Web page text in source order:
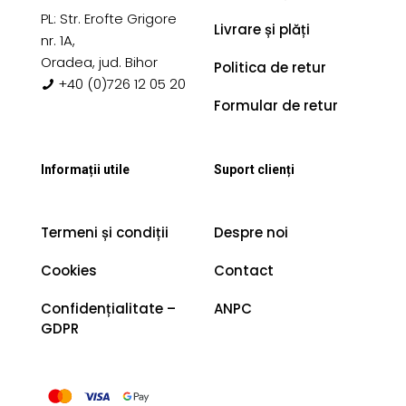
PL: Str. Erofte Grigore
nr. 1A,
Oradea, jud. Bihor
+40 (0)726 12 05 20
Livrare și plăți
Politica de retur
Formular de retur
Informații utile
Termeni și condiții
Cookies
Confidențialitate –
GDPR
Suport clienți
Despre noi
Contact
ANPC